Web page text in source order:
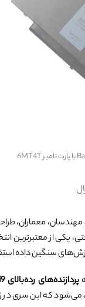
مهندسان، معماران،
یکی از
که این سری در